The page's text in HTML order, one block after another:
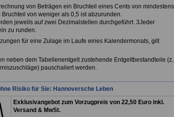
von Beträgen ein Bruchteil eines Cents von mindestens
von weniger als 0,5 ist abzurunden.
jeweils auf zwei Dezimalstellen durchgeführt. 3Jeder
zu runden.
für eine Zulage im Laufe eines Kalendermonats, gilt
neben dem Tabellenentgelt zustehende Entgeltbestandteile (z.
pauschaliert werden.
Risiko für Sie: Hannoversche Leben
Exklusivangebot zum Vorzugpreis von 22,50 Euro inkl.
Versand & MwSt.